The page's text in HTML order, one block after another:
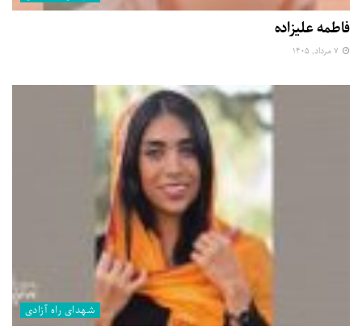
فاطمه علیزاده
شهدای راه آزادی